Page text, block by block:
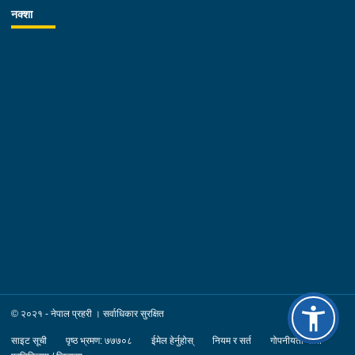
प्रहरी कार्यालयका प्रहरी उपरीक्षक नारायण प्रसाद चिमरिया, सिनियर तथा
नक्शा
© २०२१ - नेपाल प्रहरी । सर्वाधिकार सुरक्षित
साइट सूची पृष्ठ भ्रमण: ७७७०८ ईमेल हेर्नुहोस् नियम र सर्त
गोपनीयता नीति